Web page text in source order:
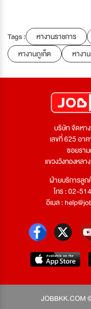
Tags : หางานราชการ
หางานภูเก็ต
หางา
บริษัท จัดหา
เลขที่ 625 อา
ซอยรา
แขวงวังทองหลา
ฝ่ายบริการลูก
โทร : 02-
อีเมล :
JOBBKK.COM